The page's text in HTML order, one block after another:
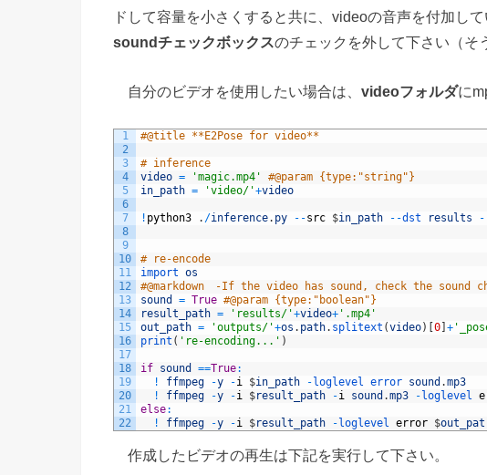
ドして容量を小さくすると共に、videoの音声を付加して
soundチェックボックスのチェックを外して下さい（そ
自分のビデオを使用したい場合は、 videoフォルダに
1
2
3
4
5
6
7
8
9
10
11
12
13
14
15
16
17
18
19
20
21
22
#@title **E2Pose for video**
# inference
video = 'magic.mp4'
#@param {type:"string"}
in_path = 'video/'+video
! python3 . /inference. py --src $in_path --dst results
# re-encode
import os
#@markdown　-If the video has sound, check the sound
sound
= True #@param {type:"boolean"}
result_path = 'results/'+video+ '.mp4'
out_path = 'outputs/'+os . path. splitext (video) [0] +
print ( 're-encoding...' )
if sound ==True:
!
ffmpeg -y -i $in_path -loglevel error sound .mp3
!
ffmpeg -y -i $result_path -i sound .mp3 -loglevel
else:
!
ffmpeg -y -i $result_path -loglevel error $out_pat
作成したビデオの再生は下記を実行して下さい。